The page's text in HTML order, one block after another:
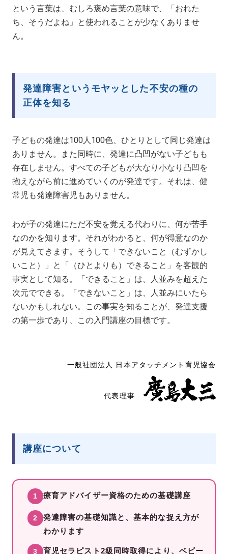
という言葉は、むしろ褒め言葉の意味で、「おれた
ち、そうだよね」と使われることが少なくありませ
ん。
発達障害というモヤッとした不安の種の
正体を知る
子どもの発達は100人100色、ひとりとして同じ発達は
ありません。また同時に、発達に凸凹がない子どもも
存在しません。すべての子どもが大なり小なり凸凹を
抱えながら前に進めていくのが発達です。それは、健
常児も発達障害児もありません。
わが子の発達にただ不安を覚える代わりに、何が苦手
なのかを知ります。それがわかると、何が得意なのか
が見えてきます。そうして「できないこと（むずかし
いこと）」と「（ひとよりも）できること」を客観的
事実として知る。「できること」は、人並みを超えた
次元でできる。「できないこと」は、人並みにいたら
ないかもしれない。この事実を知ることが、発達支援
の第一歩であり、この入門講座の目標です。
一般社団法人 日本アタッチメント育児協会
代表理事
講座について
1 療育アドバイザー資格のための基礎講座
2
発達障害の基礎知識と、基本的な捉え方が
わかります
3 育児セラピスト2級同時取得により、ベビー